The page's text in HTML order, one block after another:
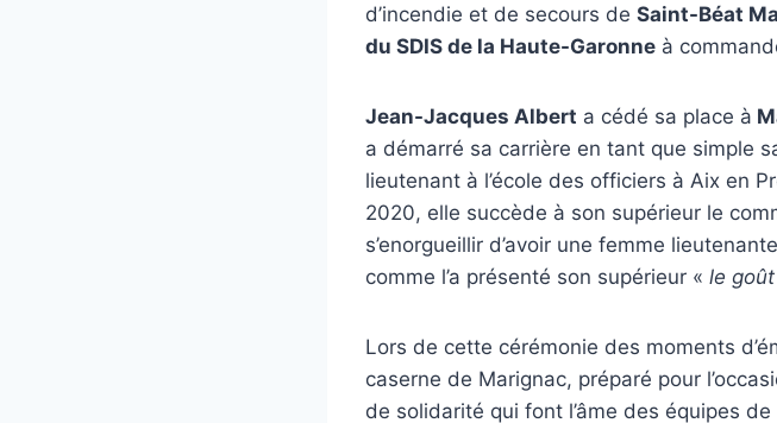
d’incendie et de secours de Saint-Béat
du SDIS de la Haute-Garonne à
Jean-Jacques Albert a cédé sa place à
a démarré sa carrière en tant que simple
lieutenant à l’école des officiers à Aix en
2020, elle succède à son supérieur le
s’enorgueillir d’avoir une femme
comme l’a présenté son supérieur « le
Lors de cette cérémonie des moments
caserne de Marignac, préparé pour
de solidarité qui font l’âme des équipes